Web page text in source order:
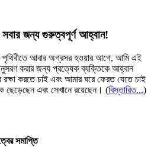
সবার জন্য গুরুত্বপূর্ণ আহ্বান!
পৃথিবীতে আবার অগ্রসর হওয়ার আগে, আমি এই
অনুসরণ করার জন্য প্রত্যেক ব্যক্তিকে আহ্বান
করতে চাই এবং আমার ঘরে ফেরত যেতে চাই
ছেড়েছেন এবং সেখানে রয়েছেন। (বিস্তারিত...)
সমাপ্তি